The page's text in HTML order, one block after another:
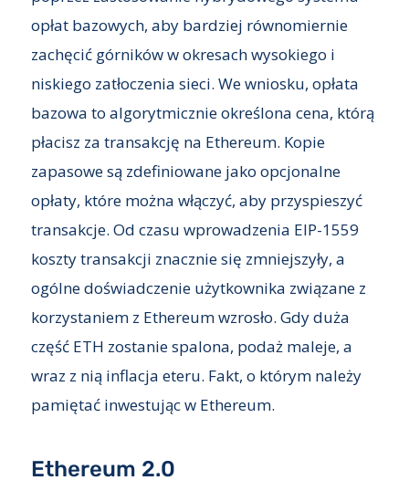
opłat bazowych, aby bardziej równomiernie
zachęcić górników w okresach wysokiego i
niskiego zatłoczenia sieci. We wniosku, opłata
bazowa to algorytmicznie określona cena, którą
płacisz za transakcję na Ethereum. Kopie
zapasowe są zdefiniowane jako opcjonalne
opłaty, które można włączyć, aby przyspieszyć
transakcje. Od czasu wprowadzenia EIP-1559
koszty transakcji znacznie się zmniejszyły, a
ogólne doświadczenie użytkownika związane z
korzystaniem z Ethereum wzrosło. Gdy duża
część ETH zostanie spalona, podaż maleje, a
wraz z nią inflacja eteru. Fakt, o którym należy
pamiętać inwestując w Ethereum.
Ethereum 2.0